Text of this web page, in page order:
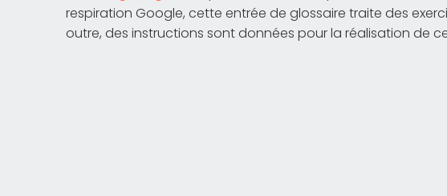
respiration Google, cette entrée de glossaire traite des
outre, des instructions sont données pour la réalisation de